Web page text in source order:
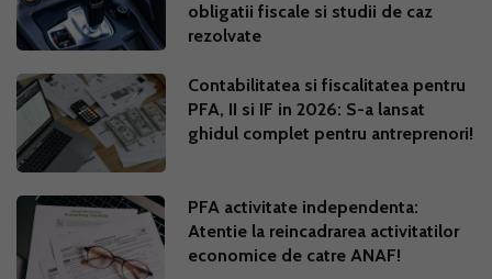
obligatii fiscale si studii de caz
rezolvate
Contabilitatea si fiscalitatea pentru
PFA, II si IF in 2026: S-a lansat
ghidul complet pentru antreprenori!
PFA activitate independenta:
Atentie la reincadrarea activitatilor
economice de catre ANAF!